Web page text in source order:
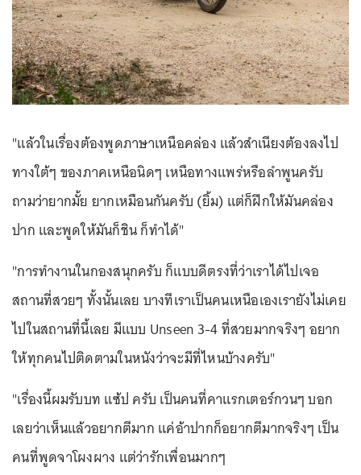
"แล้วในเรื่องต้องพูดภาษาเหนือคล่อง แล้วสำเนียงต้องลงไป
ทางใต้ๆ ของภาคเหนือนิดๆ เหนือทางแพร่หรือลำพูนครับ
ถามว่ายากมั้ย ยากเหมือนกันครับ (ยิ้ม) แต่ก็ฝึกให้มันคล่อง
ปาก และพูดให้มันก็ชิน ก็ทำได้"
"การทำงานในกองสนุกครับ ก็แบบดีตรงที่ว่าเราได้ไปเจอ
สถานที่สวยๆ ทั้งนั้นเลย บางทีเราเป็นคนเหนือเองเรายังไม่เคย
ไปในสถานที่นี้เลย มีแบบ Unseen 3-4 ที่สวยมากจริงๆ อยาก
ให้ทุกคนไปติดตามในหนังว่าจะมีที่ไหนบ้างครับ"
"เรื่องนี้ผมรับบท แซ้ป ครับ เป็นคนที่คาแรกเตอร์กวนๆ บอก
เลยว่าเห็นแล้วอยากตีมาก แค่อ้าปากก็อยากตีมากจริงๆ เป็น
คนที่พูดจาโผงผาง แต่ว่ารักเพื่อนมากๆ